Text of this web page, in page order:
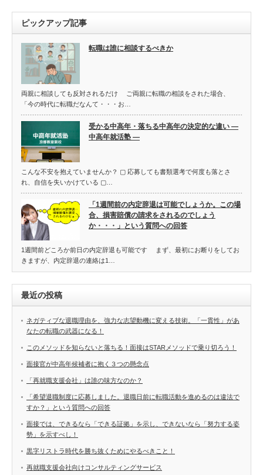
ピックアップ記事
転職は誰に相談するべきか
両親に相談しても反対されるだけ ご両親に転職の相談をされた場合、
「今の時代に転職だなんて・・・お…
受かる中高年・落ちる中高年の決定的な違い ―
中高年就活塾 ―
こんな不安を抱えていませんか？ ▢ 応募しても書類選考で何度も落とさ
れ、自信を失いかけている ▢…
「1週間前の内定辞退は可能でしょうか。この場
合、損害賠償の請求をされるのでしょう
か・・・」という質問への回答
1週間前どころか前日の内定辞退も可能です まず、最初にお断りをしてお
きますが、内定辞退の連絡は1…
最近の投稿
ネガティブな退職理由を、強力な志望動機に変える技術。「一貫性」があ
なたの転職の武器になる！
このメソッドを知らないと落ちる！面接はSTARメソッドで乗り切ろう！
面接官が中高年候補者に抱く３つの懸念点
「再就職支援会社」は誰の味方なのか？
「希望退職制度に応募しました。退職日前に転職活動を進めるのは違法で
すか？」という質問への回答
面接では、できるなら「できる証拠」を示し、できないなら「努力する姿
勢」を示すべし！
黒字リストラ時代を勝ち抜くためにやるべきこと！
再就職支援会社向けコンサルティングサービス